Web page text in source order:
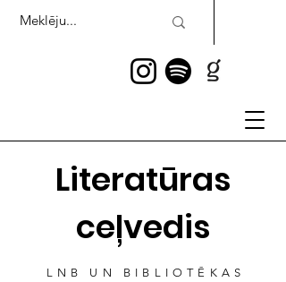
Literatūras
ceļvedis
LNB UN BIBLIOTĒKAS